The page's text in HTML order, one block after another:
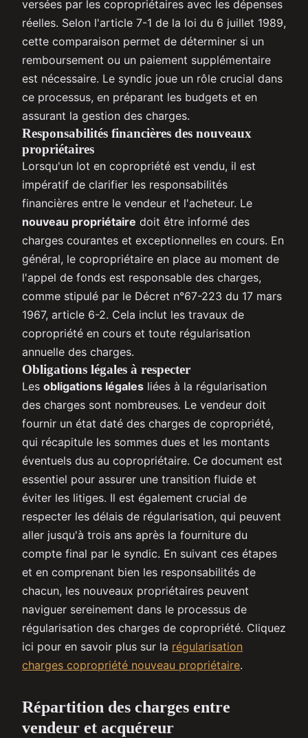
versées par les copropriétaires avec les dépenses
réelles. Selon l'article 7-1 de la loi du 6 juillet 1989,
cette comparaison permet de déterminer si un
remboursement ou un paiement supplémentaire
est nécessaire. Le syndic joue un rôle crucial dans
ce processus, en préparant les budgets et en
assurant la gestion des charges.
Responsabilités financières des nouveaux
propriétaires
Lorsqu'un lot en copropriété est vendu, il est
impératif de clarifier les responsabilités
financières entre le vendeur et l'acheteur. Le
nouveau propriétaire doit être informé des
charges courantes et exceptionnelles en cours. En
général, le copropriétaire en place au moment de
l'appel de fonds est responsable des charges,
comme stipulé par le Décret n°67-223 du 17 mars
1967, article 6-2. Cela inclut les travaux de
copropriété en cours et toute régularisation
annuelle des charges.
Obligations légales à respecter
Les obligations légales liées à la régularisation
des charges sont nombreuses. Le vendeur doit
fournir un état daté des charges de copropriété,
qui récapitule les sommes dues et les montants
éventuels dus au copropriétaire. Ce document est
essentiel pour assurer une transition fluide et
éviter les litiges. Il est également crucial de
respecter les délais de régularisation, qui peuvent
aller jusqu'à trois ans après la fourniture du
compte final par le syndic. En suivant ces étapes
et en comprenant bien les responsabilités de
chacun, les nouveaux propriétaires peuvent
naviguer sereinement dans le processus de
régularisation des charges de copropriété. Cliquez
ici pour en savoir plus sur la régularisation
charges copropriété nouveau propriétaire.
Répartition des charges entre
vendeur et acquéreur